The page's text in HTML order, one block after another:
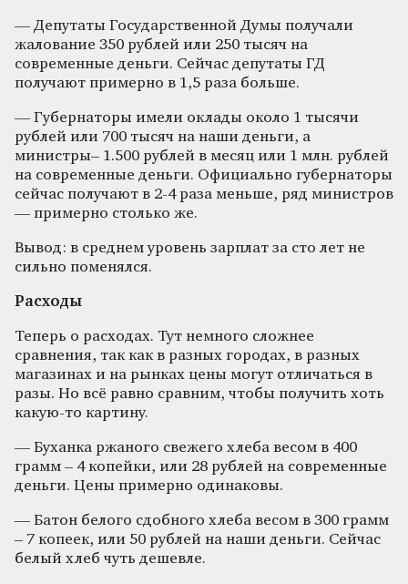
— Депутаты Государственной Думы получали
жалование 350 рублей или 250 тысяч на
современные деньги. Сейчас депутаты ГД
получают примерно в 1,5 раза больше.
— Губернаторы имели оклады около 1 тысячи
рублей или 700 тысяч на наши деньги, а
министры– 1.500 рублей в месяц или 1 млн. рублей
на современные деньги. Официально губернаторы
сейчас получают в 2-4 раза меньше, ряд министров
— примерно столько же.
Вывод: в среднем уровень зарплат за сто лет не
сильно поменялся.
Расходы
Теперь о расходах. Тут немного сложнее
сравнения, так как в разных городах, в разных
магазинах и на рынках цены могут отличаться в
разы. Но всё равно сравним, чтобы получить хоть
какую-то картину.
— Буханка ржаного свежего хлеба весом в 400
грамм – 4 копейки, или 28 рублей на современные
деньги. Цены примерно одинаковы.
— Батон белого сдобного хлеба весом в 300 грамм
– 7 копеек, или 50 рублей на наши деньги. Сейчас
белый хлеб чуть дешевле.